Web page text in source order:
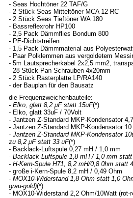
- Seas Hochtöner 22 TAF/G
- 2 Stück Seas Mitteltöner MCA 12 RC
- 2 Stück Seas Tieftöner WA 180
- Bassreflexrohr HP100
- 2,5 Pack Dämmflies Bondum 800
- PE-Dichtstreifen
- 1,5 Pack Dämmmaterial aus
- Paar Polklemmen aus vergoldetem
- 5m Lautsprecherkabel 2x2,5 mm2,
- 28 Stück Pan-Schrauben 4x20mm
- 2 Stück Rasterplatte LP/RA140
- der Bauplan für den Bausatz
die Frequenzweichenbauteile:
- Elko, glatt 8,2 μF statt 15uF(*)
- Elko, glatt 33uF / 70Volt
- Jantzen Z-Standard MKP-Kondensator
- Jantzen Z-Standard MKP-Kondensator
- Jantzen Z-Standard MKP-Kondensator
zu 8,2 μF statt 33 uF(*)
- Backlack-Luftspule 0,27 mH / 1,0 mm
- Backlack-Luftspule 1,8 mH / 1,0 mm
- H-Kern-Spule H71, 8,2 mH/0,8 0hm statt
- große i-Kern-Spule 8,2 mH / 0,49 Ohm
- MOX10-Widerstand 1,8 Ohm statt 1,0
grau-gold)(*)
- MOX10-Widerstand 2,2 Ohm/10Watt (rot-